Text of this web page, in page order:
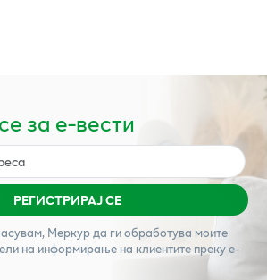
за е-вести
РЕГИСТРИРАЈ СЕ
Меркурда ги обработува моите
на информирање на клиентите преку е-